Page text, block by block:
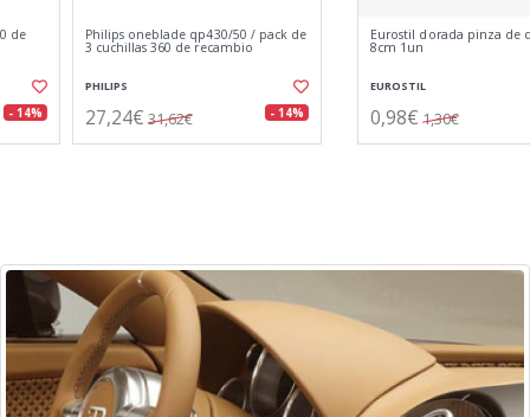
Eurostil dorada pinza de depilar
EUROSTIL
0,98€ 1,30€
Eurostil fresh colour crema
decolorante 6.77 rubio oscuro
EUROSTIL
4,70€